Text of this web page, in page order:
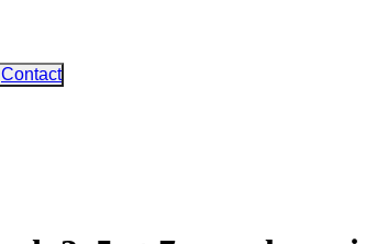
Contact